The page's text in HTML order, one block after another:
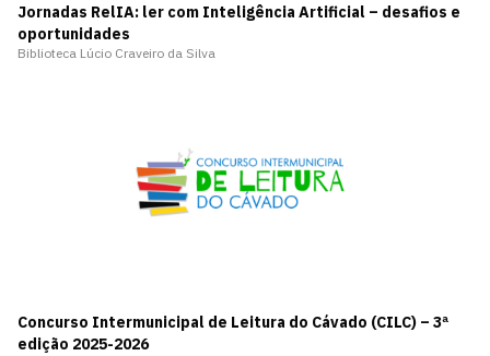
Jornadas RelIA: ler com Inteligência Artificial – desafios e
oportunidades
Biblioteca Lúcio Craveiro da Silva
Concurso Intermunicipal de Leitura do Cávado (CILC) – 3ª
edição 2025-2026